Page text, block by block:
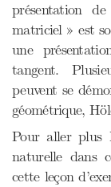
présentation
matriciel » est
une
tangent.
peuvent se
géométrique,
Pour aller plus
naturelle dans
cette leçon